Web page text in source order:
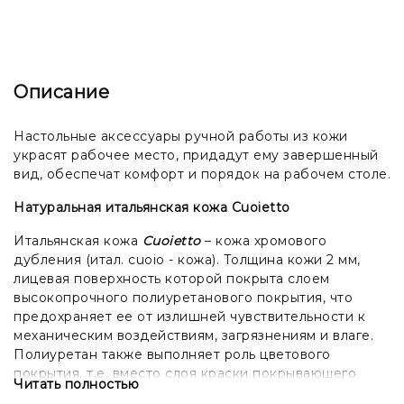
Описание
Настольные аксессуары ручной работы из кожи
украсят рабочее место, придадут ему завершенный
вид, обеспечат комфорт и порядок на рабочем столе.
Натуральная итальянская кожа Cuoietto
Итальянская кожа Cuoietto– кожа хромового
дубления (итал. cuoio - кожа). Толщина кожи 2 мм,
лицевая поверхность которой покрыта слоем
высокопрочного полиуретанового покрытия, что
предохраняет ее от излишней чувствительности к
механическим воздействиям, загрязнениям и влаге.
Полиуретан также выполняет роль цветового
покрытия, т.е. вместо слоя краски покрывающего
подавляющее большинство кож, используется слой
Читать полностью